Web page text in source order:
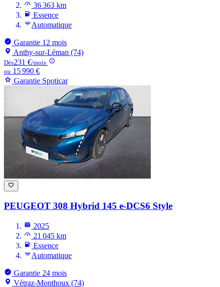
36 363 km
Essence
Automatique
Garantie 12 mois
Anthy-sur-Léman (74)
Dès231 €/mois
ou 15 990 €
Garantie Spoticar
PEUGEOT 308 Hybrid 145 e-DCS6 Style
2025
21 045 km
Essence
Automatique
Garantie 24 mois
Vétraz-Monthoux (74)